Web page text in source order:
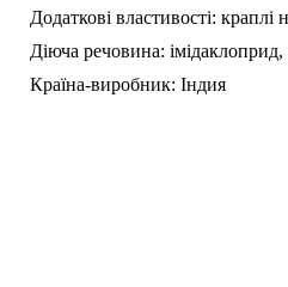
Додаткові властивості: краплі
Діюча речовина: імідаклоприд,
Країна-виробник: Індия